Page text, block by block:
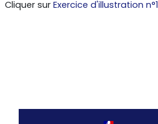
Cliquer sur Exercice d'illustration n°1